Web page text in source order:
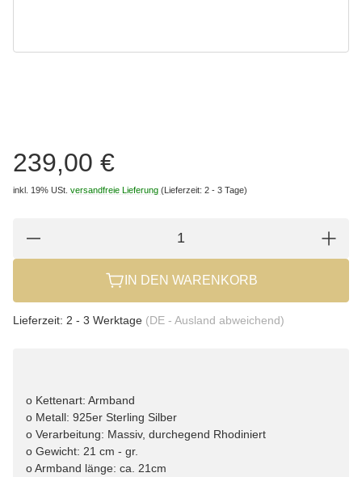
239,00 €
inkl. 19% USt. versandfreie Lieferung (Lieferzeit: 2 - 3 Tage)
IN DEN WARENKORB
Lieferzeit: 2 - 3 Werktage (DE - Ausland abweichend)
o Kettenart: Armband
o Metall: 925er Sterling Silber
o Verarbeitung: Massiv, durchegend Rhodiniert
o Gewicht: 21 cm - gr.
o Armband länge: ca. 21cm